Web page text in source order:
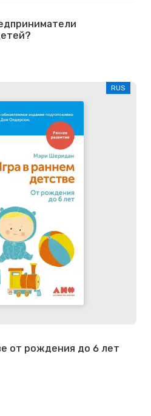
RUS
от рождения до 6 лет